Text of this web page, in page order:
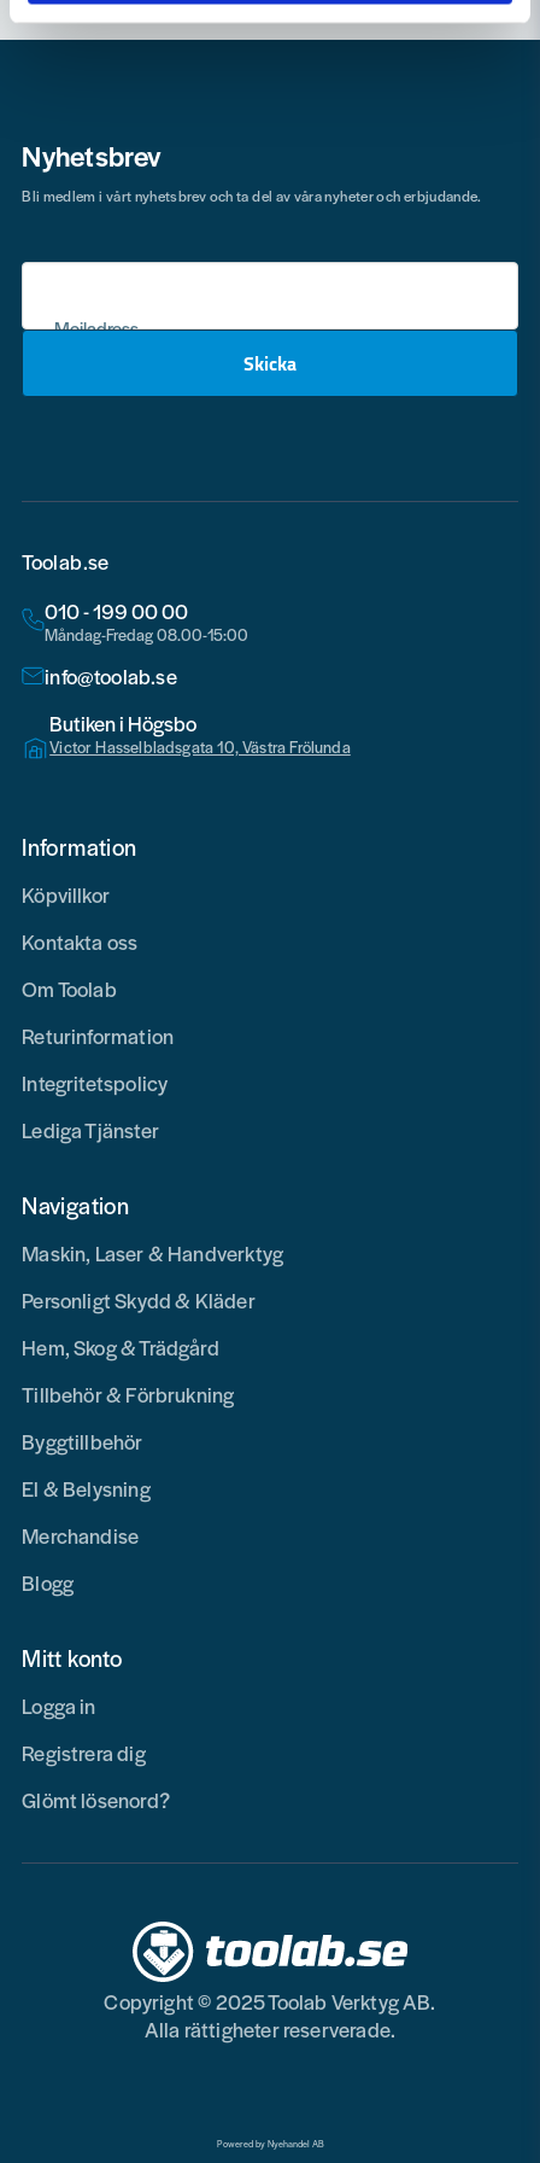
Nyhetsbrev
Mejladress
Skicka
Bli medlem i vårt nyhetsbrev och ta del av våra nyheter och erbjudande.
Toolab.se
010 - 199 00 00
Måndag-Fredag 08.00-15:00
info@toolab.se
Butiken i Högsbo
Victor Hasselbladsgata 10, Västra Frölunda
Information
Köpvillkor
Kontakta oss
Om Toolab
Returinformation
Integritetspolicy
Lediga Tjänster
Navigation
Maskin, Laser & Handverktyg
Personligt Skydd & Kläder
Hem, Skog & Trädgård
Tillbehör & Förbrukning
Byggtillbehör
El & Belysning
Merchandise
Blogg
Mitt konto
Logga in
Registrera dig
Glömt lösenord?
Copyright © 2025 Toolab Verktyg AB.
Alla rättigheter reserverade.
Powered by Nyehandel AB